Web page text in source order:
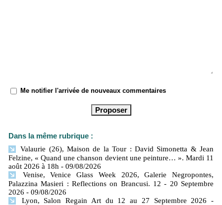
Me notifier l'arrivée de nouveaux commentaires
Dans la même rubrique :
Valaurie (26), Maison de la Tour : David Simonetta & Jean
Felzine, « Quand une chanson devient une peinture… ». Mardi 11
août 2026 à 18h - 09/08/2026
Venise, Venice Glass Week 2026, Galerie Negropontes,
Palazzina Masieri : Reflections on Brancusi. 12 - 20 Septembre
2026 - 09/08/2026
Lyon, Salon Regain Art du 12 au 27 Septembre 2026
-